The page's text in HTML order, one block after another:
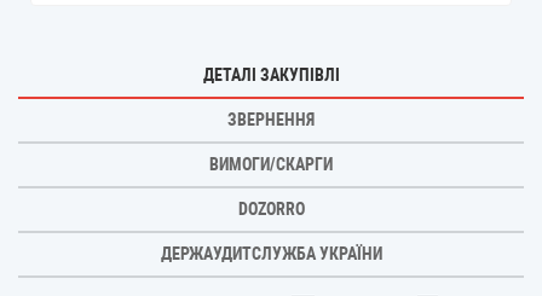
ДЕТАЛІ ЗАКУПІВЛІ
ЗВЕРНЕННЯ
ВИМОГИ/СКАРГИ
DOZORRO
ДЕРЖАУДИТСЛУЖБА УКРАЇНИ